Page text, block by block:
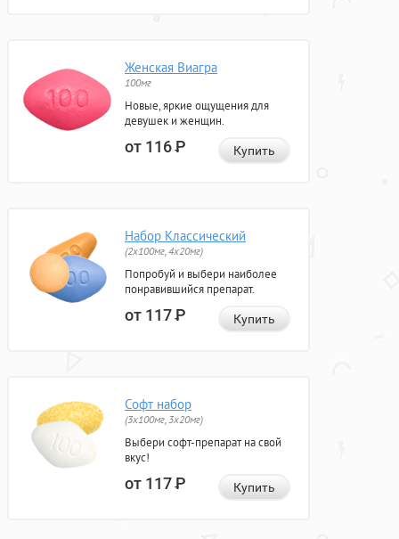
Женская Виагра
100мг
Новые, яркие ощущения для
девушек и женщин.
от 116Р Купить
Набор Классический
(2x100мг, 4x20мг)
Попробуй и выбери наиболее
понравившийся препарат.
от 117Р Купить
Софт набор
(3x100мг, 3x20мг)
Выбери софт-препарат на свой
вкус!
от 117Р Купить